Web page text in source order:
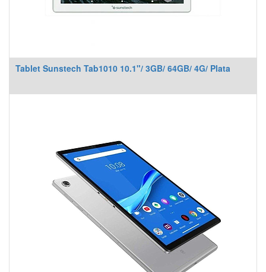
Tablet Sunstech Tab1010 10.1"/ 3GB/ 64GB/ 4G/ Plata